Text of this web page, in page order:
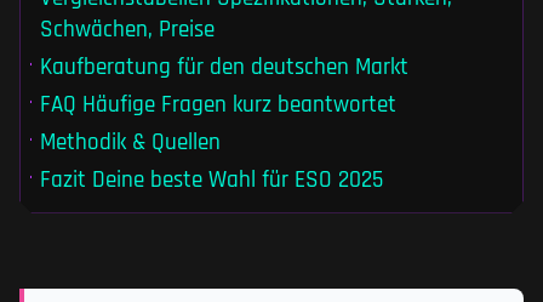
Schwächen, Preise
Kaufberatung für den deutschen Markt
FAQ Häufige Fragen kurz beantwortet
Methodik & Quellen
Fazit Deine beste Wahl für ESO 2025